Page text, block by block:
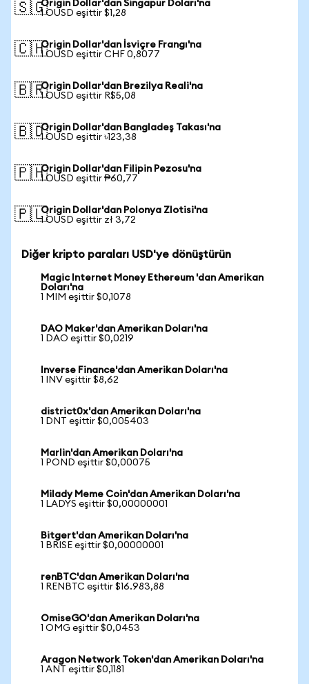
🇸🇬Origin Dollar'dan Singapur Doları'na
1 OUSD eşittir $1,28
🇨🇭Origin Dollar'dan İsviçre Frangı'na
1 OUSD eşittir CHF 0,8077
🇧🇷Origin Dollar'dan Brezilya Reali'na
1 OUSD eşittir R$5,08
🇧🇩Origin Dollar'dan Bangladeş Takası'na
1 OUSD eşittir ৳123,38
🇵🇭Origin Dollar'dan Filipin Pezosu'na
1 OUSD eşittir ₱60,77
🇵🇱Origin Dollar'dan Polonya Zlotisi'na
1 OUSD eşittir zł 3,72
Diğer kripto paraları USD'ye dönüştürün
Magic Internet Money Ethereum 'dan Amerikan
Doları'na
1 MIM eşittir $0,1078
DAO Maker'dan Amerikan Doları'na
1 DAO eşittir $0,0219
Inverse Finance'dan Amerikan Doları'na
1 INV eşittir $8,62
district0x'dan Amerikan Doları'na
1 DNT eşittir $0,005403
Marlin'dan Amerikan Doları'na
1 POND eşittir $0,00075
Milady Meme Coin'dan Amerikan Doları'na
1 LADYS eşittir $0,00000001
Bitgert'dan Amerikan Doları'na
1 BRISE eşittir $0,00000001
renBTC'dan Amerikan Doları'na
1 RENBTC eşittir $16.983,88
OmiseGO'dan Amerikan Doları'na
1 OMG eşittir $0,0453
Aragon Network Token'dan Amerikan Doları'na
1 ANT eşittir $0,1181